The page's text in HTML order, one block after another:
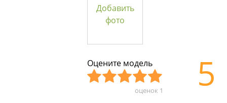
Добавить
фото
Оцените модель
ХорОтл
оценок 1 5